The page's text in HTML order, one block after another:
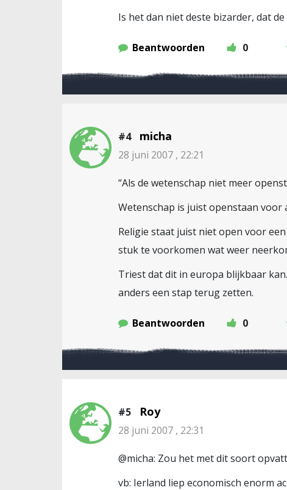
Is het dan niet deste bizarder, dat
Beantwoorden 0
#4 micha
28 juni 2007 , 22:21
“Als de wetenschap niet meer
Wetenschap is juist openstaan voor
Religie staat juist niet open voor
stuk te voorkomen wat weer
Triest dat dit in europa blijkbaar
anders een stap terug zetten.
Beantwoorden 0
#5 Roy
28 juni 2007 , 22:31
@micha: Zou het met dit soort
vb: Ierland liep economisch enorm